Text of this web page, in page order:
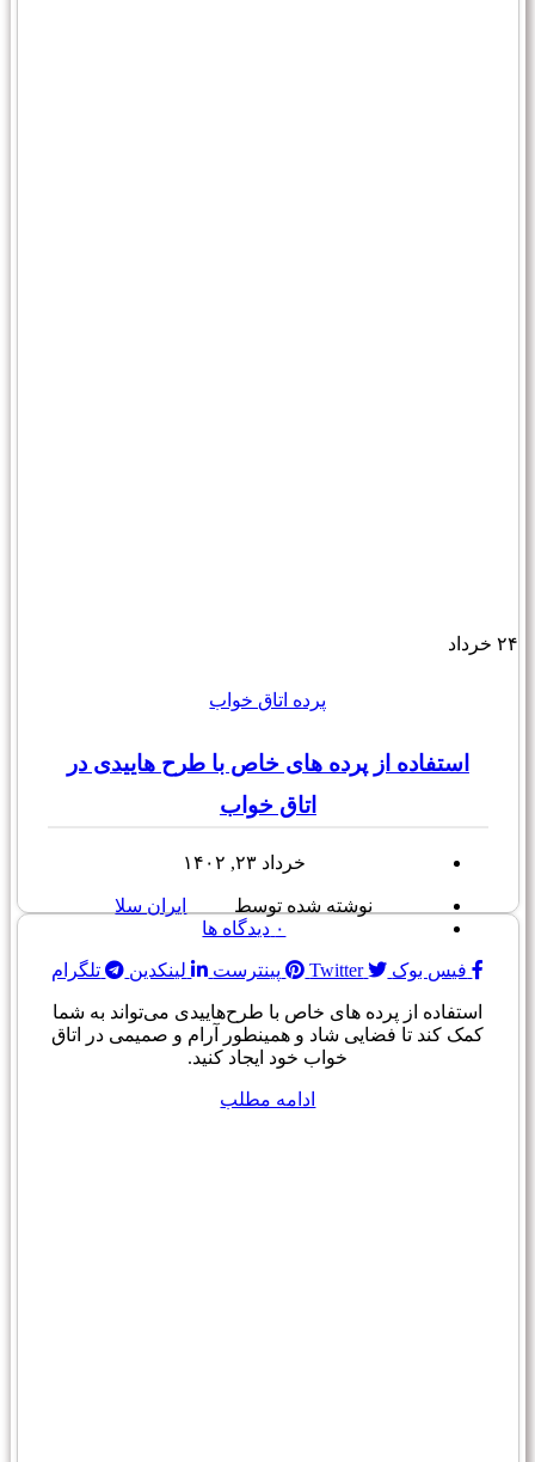
۲۴ خرداد
پرده اتاق خواب
استفاده از پرده های خاص با طرح هاییدی در
اتاق خواب
خرداد ۲۳, ۱۴۰۲
نوشته شده توسط
ایران سلا
۰ دیدگاه ها
فیس بوک Twitter پینترست لینکدین تلگرام
استفاده از پرده های خاص با طرح‌هاییدی می‌تواند به شما
کمک کند تا فضایی شاد و همینطور آرام و صمیمی در اتاق
خواب خود ایجاد کنید.
ادامه مطلب